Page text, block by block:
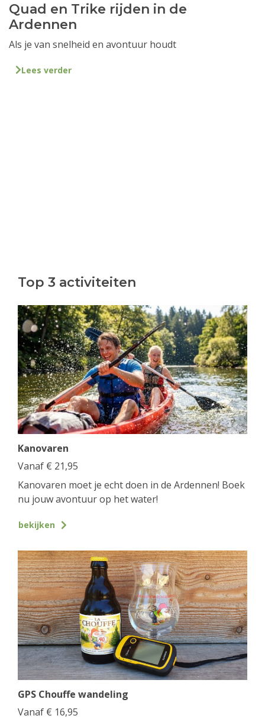
Quad en Trike rijden in de
Ardennen
Als je van snelheid en avontuur houdt
Lees verder
Top 3 activiteiten
Kanovaren
Vanaf € 21,95
Kanovaren moet je echt doen in de Ardennen! Boek
nu jouw avontuur op het water!
bekijken
GPS Chouffe wandeling
Vanaf € 16,95